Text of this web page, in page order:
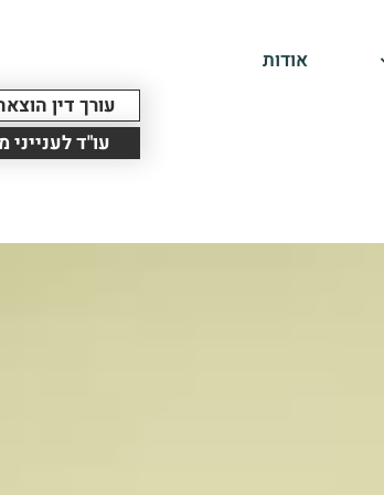
אודות
עורך דין
עו"ד